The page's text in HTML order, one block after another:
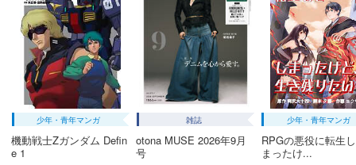
880円 (税込)
カート
試し読み
あらすじを表示する
週刊東洋経済 2026/1/10・1/17合併号
880円 (税込)
カート
少年・青年マンガ
機動戦士Zガンダム Defin
e 1
雑誌
otona MUSE 2026年9月
号
少年・青年マンガ
RPGの悪役に転生
まったけ...